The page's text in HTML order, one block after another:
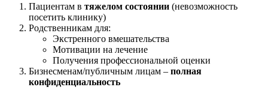
Пациентам в тяжелом состоянии (невозможность
посетить клинику)
Родственникам для:
Экстренного вмешательства
Мотивации на лечение
Получения профессиональной оценки
Бизнесменам/публичным лицам – полная
конфиденциальность